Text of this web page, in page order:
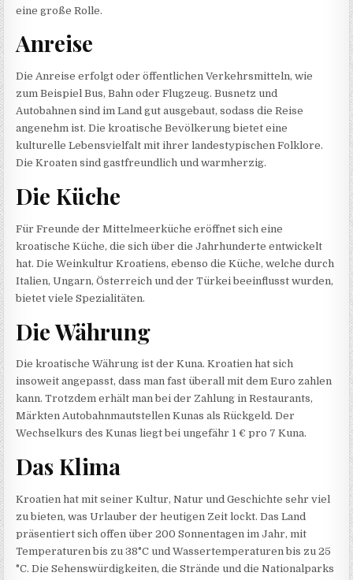
eine große Rolle.
Anreise
Die Anreise erfolgt oder öffentlichen Verkehrsmitteln, wie
zum Beispiel Bus, Bahn oder Flugzeug. Busnetz und
Autobahnen sind im Land gut ausgebaut, sodass die Reise
angenehm ist. Die kroatische Bevölkerung bietet eine
kulturelle Lebensvielfalt mit ihrer landestypischen Folklore.
Die Kroaten sind gastfreundlich und warmherzig.
Die Küche
Für Freunde der Mittelmeerküche eröffnet sich eine
kroatische Küche, die sich über die Jahrhunderte entwickelt
hat. Die Weinkultur Kroatiens, ebenso die Küche, welche durch
Italien, Ungarn, Österreich und der Türkei beeinflusst wurden,
bietet viele Spezialitäten.
Die Währung
Die kroatische Währung ist der Kuna. Kroatien hat sich
insoweit angepasst, dass man fast überall mit dem Euro zahlen
kann. Trotzdem erhält man bei der Zahlung in Restaurants,
Märkten Autobahnmautstellen Kunas als Rückgeld. Der
Wechselkurs des Kunas liegt bei ungefähr 1 € pro 7 Kuna.
Das Klima
Kroatien hat mit seiner Kultur, Natur und Geschichte sehr viel
zu bieten, was Urlauber der heutigen Zeit lockt. Das Land
präsentiert sich offen über 200 Sonnentagen im Jahr, mit
Temperaturen bis zu 38°C und Wassertemperaturen bis zu 25
°C. Die Sehenswürdigkeiten, die Strände und die Nationalparks